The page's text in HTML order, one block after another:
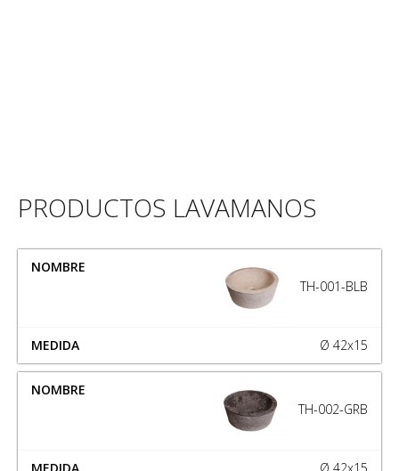
PRODUCTOS LAVAMANOS
NOMBRE
TH-001-BLB
Ø 42x15
TH-002-GRB
Ø 42x15